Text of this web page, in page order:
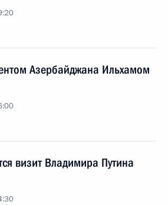
Азербайджана Ильхамом
визит Владимира Путина